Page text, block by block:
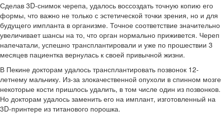
Сделав 3D-снимок черепа, удалось воссоздать точную копию его
формы, что важно не только с эстетической точки зрения, но и для
будущего импланта в организме. Точное соответствие значительно
увеличивает шансы на то, что орган нормально приживется. Череп
напечатали, успешно трансплантировали и уже по прошествии 3
месяцев пациентка вернулась к своей привычной жизни.
В Пекине докторам удалось трансплантировать позвонок 12-
летнему мальчику. Из-за злокачественной опухоли в спинном мозге
некоторые кости пришлось удалить, в том числе один из позвонков.
Но докторам удалось заменить его на имплант, изготовленный на
3D-принтере из титанового порошка.